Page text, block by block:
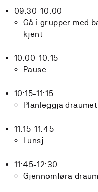
09:30-10:00
Gå i grupper med
kjent
10:00-10:15
Pause
10:15-11:15
Planleggja
11:15-11:45
Lunsj
11:45-12:30
Gjennomføra